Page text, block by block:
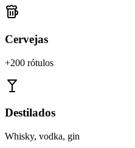
Cervejas
+200 rótulos
Destilados
Whisky, vodka, gin